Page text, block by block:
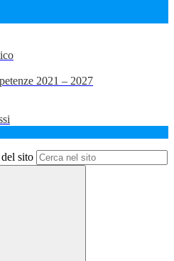
2021 – 2027
sito